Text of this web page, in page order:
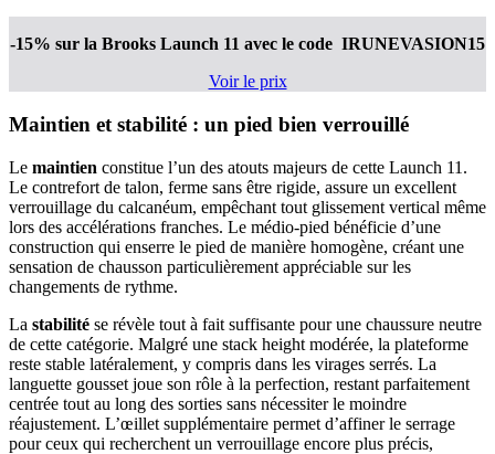
-15% sur la Brooks Launch 11 avec le code IRUNEVASION15
Voir le prix
Maintien et stabilité : un pied bien verrouillé
Le maintien constitue l’un des atouts majeurs de cette Launch 11.
Le contrefort de talon, ferme sans être rigide, assure un excellent
verrouillage du calcanéum, empêchant tout glissement vertical même
lors des accélérations franches. Le médio-pied bénéficie d’une
construction qui enserre le pied de manière homogène, créant une
sensation de chausson particulièrement appréciable sur les
changements de rythme.
La stabilité se révèle tout à fait suffisante pour une chaussure neutre
de cette catégorie. Malgré une stack height modérée, la plateforme
reste stable latéralement, y compris dans les virages serrés. La
languette gousset joue son rôle à la perfection, restant parfaitement
centrée tout au long des sorties sans nécessiter le moindre
réajustement. L’œillet supplémentaire permet d’affiner le serrage
pour ceux qui recherchent un verrouillage encore plus précis,